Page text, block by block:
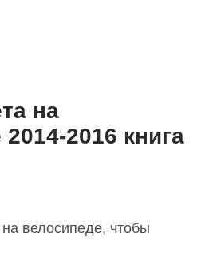
на
2016 книга
велосипеде, чтобы